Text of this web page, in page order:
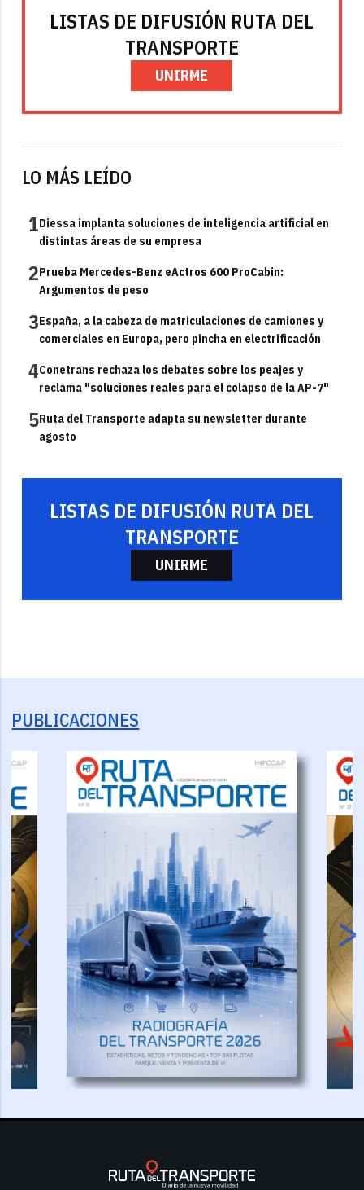
LISTAS DE DIFUSIÓN RUTA DEL
TRANSPORTE
UNIRME
LO MÁS LEÍDO
1Diessa implanta soluciones de inteligencia artificial en
distintas áreas de su empresa
2Prueba Mercedes-Benz eActros 600 ProCabin:
Argumentos de peso
3España, a la cabeza de matriculaciones de camiones y
comerciales en Europa, pero pincha en electrificación
4Conetrans rechaza los debates sobre los peajes y
reclama "soluciones reales para el colapso de la AP-7"
5Ruta del Transporte adapta su newsletter durante
agosto
LISTAS DE DIFUSIÓN RUTA DEL
TRANSPORTE
UNIRME
PUBLICACIONES